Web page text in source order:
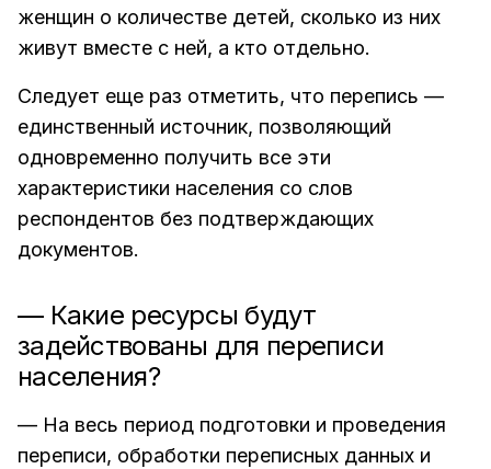
женщин о количестве детей, сколько из них
живут вместе с ней, а кто отдельно.
Следует еще раз отметить, что перепись —
единственный источник, позволяющий
одновременно получить все эти
характеристики населения со слов
респондентов без подтверждающих
документов.
— Какие ресурсы будут
задействованы для переписи
населения?
— На весь период подготовки и проведения
переписи, обработки переписных данных и